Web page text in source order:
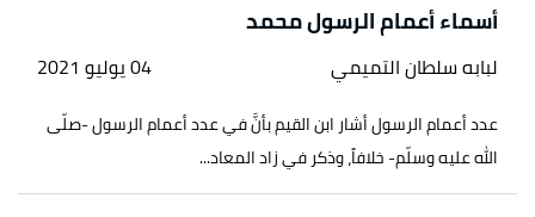
أسماء أعمام الرسول محمد
لبابه سلطان التميمي 04 يوليو 2021
عدد أعمام الرسول أشار ابن القيم بأنَّ في عدد أعمام الرسول -صلّى
الله عليه وسلّم- خلافاً، وذكر في زاد المعاد...